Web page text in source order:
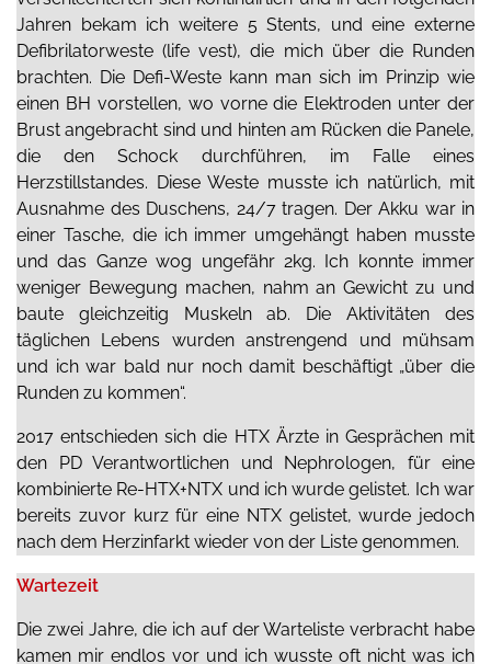
Jahren bekam ich weitere 5 Stents, und eine externe
Defibrilatorweste (life vest), die mich über die Runden
brachten. Die Defi-Weste kann man sich im Prinzip wie
einen BH vorstellen, wo vorne die Elektroden unter der
Brust angebracht sind und hinten am Rücken die Panele,
die den Schock durchführen, im Falle eines
Herzstillstandes. Diese Weste musste ich natürlich, mit
Ausnahme des Duschens, 24/7 tragen. Der Akku war in
einer Tasche, die ich immer umgehängt haben musste
und das Ganze wog ungefähr 2kg. Ich konnte immer
weniger Bewegung machen, nahm an Gewicht zu und
baute gleichzeitig Muskeln ab. Die Aktivitäten des
täglichen Lebens wurden anstrengend und mühsam
und ich war bald nur noch damit beschäftigt „über die
Runden zu kommen“.
2017 entschieden sich die HTX Ärzte in Gesprächen mit
den PD Verantwortlichen und Nephrologen, für eine
kombinierte Re-HTX+NTX und ich wurde gelistet. Ich war
bereits zuvor kurz für eine NTX gelistet, wurde jedoch
nach dem Herzinfarkt wieder von der Liste genommen.
Wartezeit
Die zwei Jahre, die ich auf der Warteliste verbracht habe
kamen mir endlos vor und ich wusste oft nicht was ich